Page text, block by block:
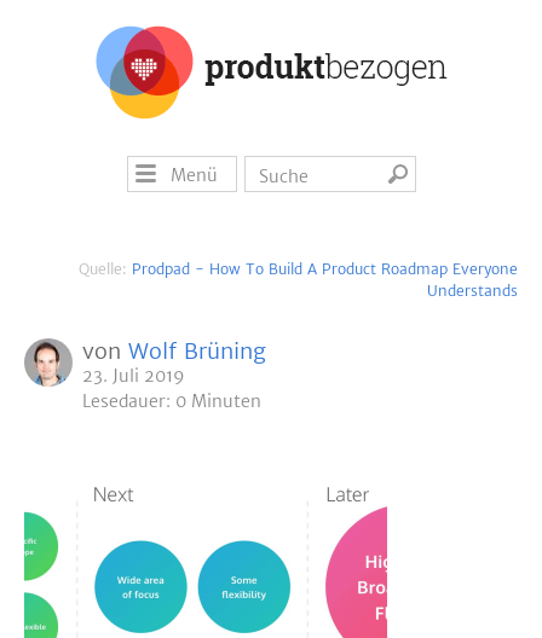
Menü
Quelle: Prodpad - How To Build A Product Roadmap Everyone
Understands
von Wolf Brüning
23. Juli 2019
Lesedauer: 0 Minuten